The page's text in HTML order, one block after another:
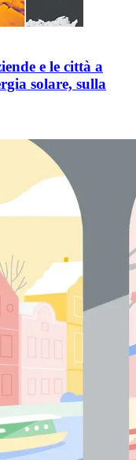
e le città a
solare, sulla